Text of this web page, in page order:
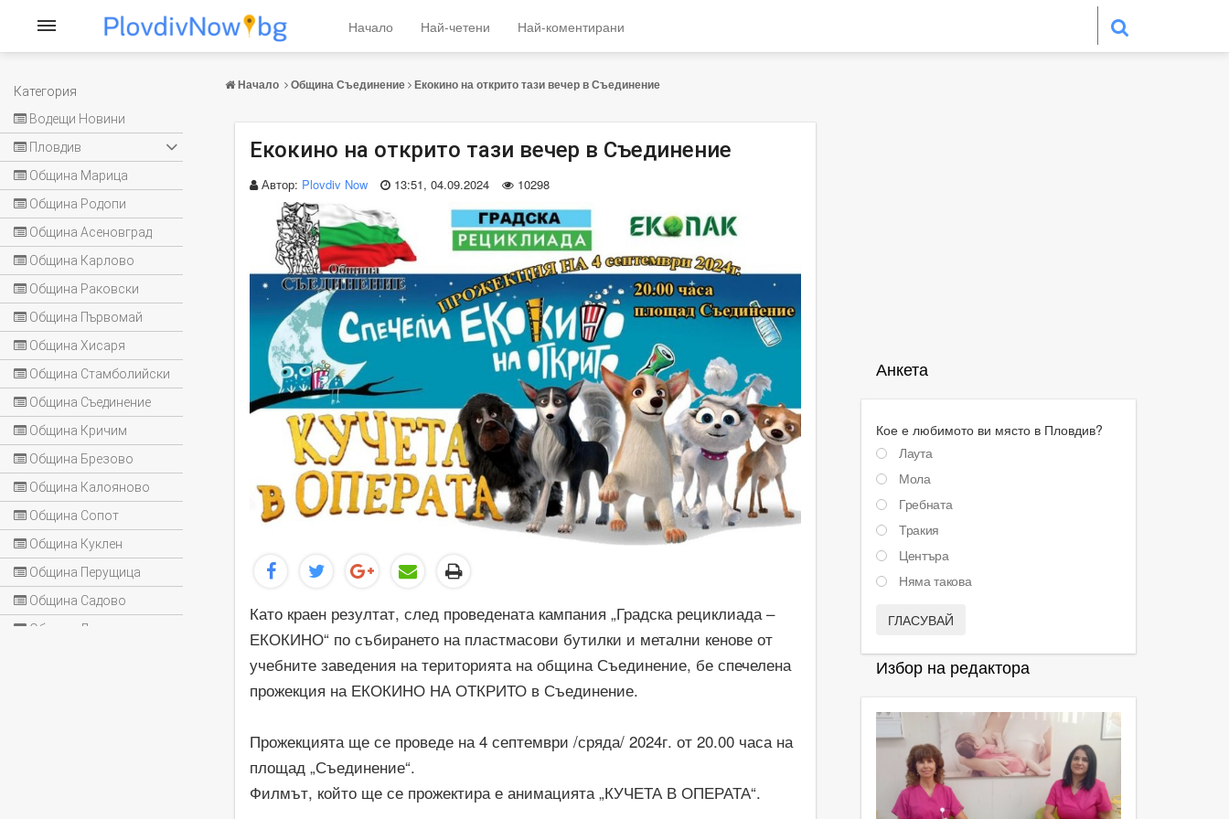
Категория
Водещи Новини
Пловдив
Община Марица
Община Родопи
Община Асеновград
Община Карлово
Община Раковски
Община Първомай
Община Хисаря
Община Стамболийски
Община Съединение
Община Кричим
Община Брезово
Община Калояново
Община Сопот
Община Куклен
Община Перущица
Община Садово
Община Лъки
Начало Най-четени Най-коментирани
Начало Община Съединение Екокино на открито тази вечер в Съединение
Екокино на открито тази вечер в Съединение
Автор: Plovdiv Now 13:51, 04.09.2024 10298
Като краен резултат, след проведената кампания „Градска рециклиада –
ЕКОКИНО“ по събирането на пластмасови бутилки и метални кенове от
учебните заведения на територията на община Съединение, бе спечелена
прожекция на ЕКОКИНО НА ОТКРИТО в Съединение.
Прожекцията ще се проведе на 4 септември /сряда/ 2024г. от 20.00 часа на
площад „Съединение“.
Филмът, който ще се прожектира е анимацията „КУЧЕТА В ОПЕРАТА“.
Анкета
Кое е любимото ви място в Пловдив?
Лаута
Мола
Гребната
Тракия
Центъра
Няма такова
ГЛАСУВАЙ
Избор на редактора